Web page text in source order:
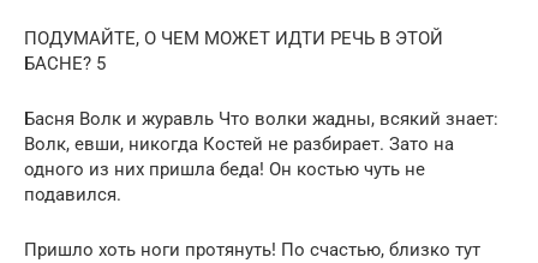
ПОДУМАЙТЕ, О ЧЕМ МОЖЕТ ИДТИ РЕЧЬ В ЭТОЙ
БАСНЕ? 5
Басня Волк и журавль Что волки жадны, всякий знает:
Волк, евши, никогда Костей не разбирает. Зато на
одного из них пришла беда! Он костью чуть не
подавился.
Пришло хоть ноги протянуть! По счастью, близко тут